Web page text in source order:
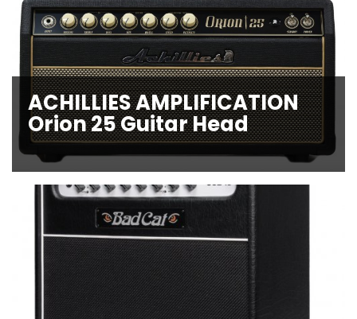
ACHILLIES AMPLIFICATION
Orion 25 Guitar Head